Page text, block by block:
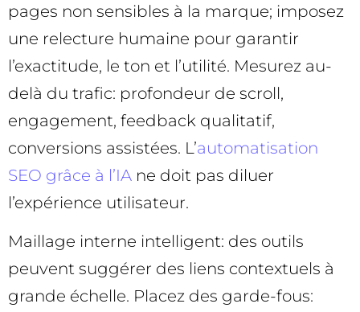
pages non sensibles à la marque; imposez
une relecture humaine pour garantir
l’exactitude, le ton et l’utilité. Mesurez au-
delà du trafic: profondeur de scroll,
engagement, feedback qualitatif,
conversions assistées. L’automatisation
SEO grâce à l’IA ne doit pas diluer
l’expérience utilisateur.
Maillage interne intelligent: des outils
peuvent suggérer des liens contextuels à
grande échelle. Placez des garde-fous: